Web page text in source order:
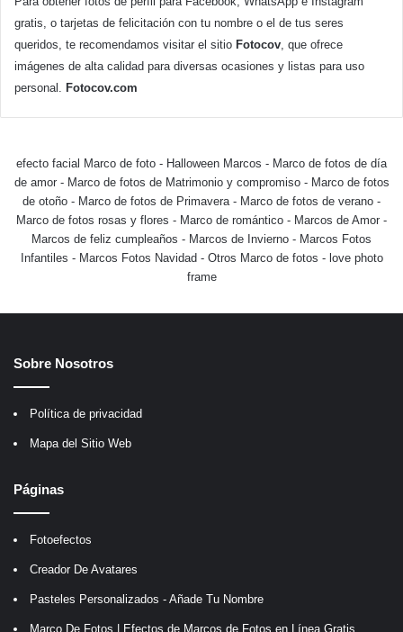
gratis, o tarjetas de felicitación con tu nombre o el de tus seres
queridos, te recomendamos visitar el sitio Fotocov , que ofrece
imágenes de alta calidad para diversas ocasiones y listas para uso
personal. Fotocov.com
efecto facial Marco de foto - Halloween Marcos - Marco de fotos de día
de amor- Marco de fotos de Matrimonio y compromiso- Marco de fotos
de otoño - Marco de fotos de Primavera - Marco de fotos de verano -
Marco de fotos rosas y flores - Marco de romántico - Marcos de Amor -
Marcos de feliz cumpleaños - Marcos de Invierno - Marcos Fotos
Infantiles - Marcos Fotos Navidad- Otros Marco de fotos - love photo
frame
Sobre Nosotros
Política de privacidad
Mapa del Sitio Web
Páginas
Fotoefectos
Creador De Avatares
Pasteles Personalizados - Añade Tu Nombre
Marco De Fotos | Efectos de Marcos de Fotos en Línea Gratis